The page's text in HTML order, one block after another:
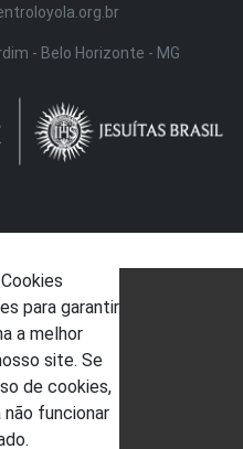
- Belo Horizonte - MG
para garantir
a melhor
site. Se
de cookies,
funcionar